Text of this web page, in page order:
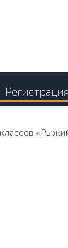
Регистрация